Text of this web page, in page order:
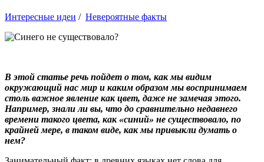
Интересные идеи / Невероятные факты
В этой статье речь пойдет о том, как мы видим
окружающий нас мир и каким образом мы воспринимаем
столь важное явление как цвет, даже не замечая этого.
Например, знали ли вы, что до сравнительно недавнего
времени такого цвета, как «синий» не существовало, по
крайней мере, в таком виде, как мы привыкли думать о
нем?